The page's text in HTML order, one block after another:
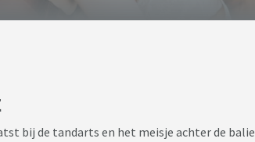
bij de tandarts en het meisje achter de balie